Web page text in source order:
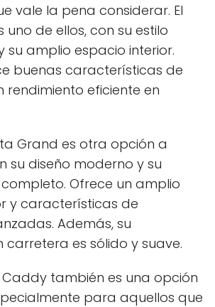
vale la pena considerar. El
uno de ellos, con su estilo
su amplio espacio interior.
buenas características de
rendimiento eficiente en
Grand es otra opción a
su diseño moderno y su
Ofrece un amplio
y características de
Además, su
carretera es sólido y suave.
Caddy también es una opción
para aquellos que